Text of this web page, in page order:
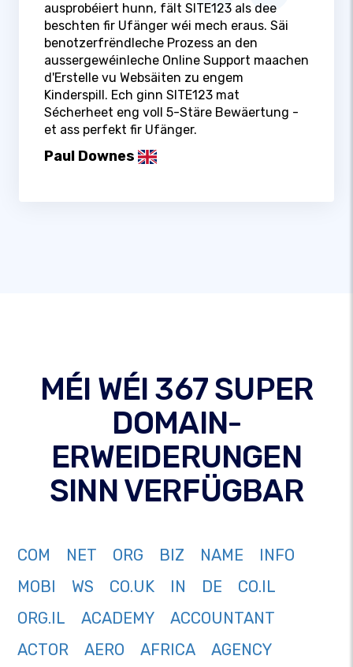
ausprobéiert hunn, fält SITE123 als dee
beschten fir Ufänger wéi mech eraus. Säi
benotzerfrëndleche Prozess an den
aussergewéinleche Online Support maachen
d'Erstelle vu Websäiten zu engem
Kinderspill. Ech ginn SITE123 mat
Sécherheet eng voll 5-Stäre Bewäertung -
et ass perfekt fir Ufänger.
Paul Downes
MÉI WÉI 367 SUPER
DOMAIN-
ERWEIDERUNGEN
SINN VERFÜGBAR
COM NET ORG BIZ NAME
INFO
MOBI
WS CO.UK IN DE
CO.IL
ORG.IL
ACADEMY
ACCOUNTANT
ACTOR
AERO AFRICA
AGENCY